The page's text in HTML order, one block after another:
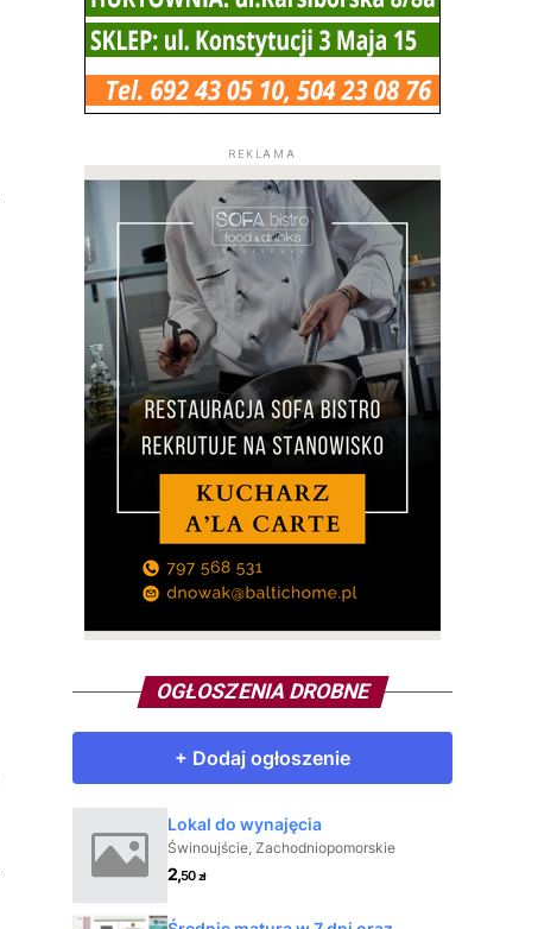
REKLAMA
OGŁOSZENIA DROBNE